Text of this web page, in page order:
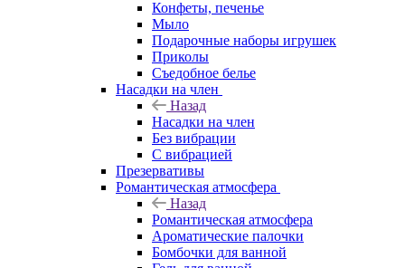
Конфеты, печенье
Мыло
Подарочные наборы игрушек
Приколы
Съедобное белье
Насадки на член
Назад
Насадки на член
Без вибрации
С вибрацией
Презервативы
Романтическая атмосфера
Назад
Романтическая атмосфера
Ароматические палочки
Бомбочки для ванной